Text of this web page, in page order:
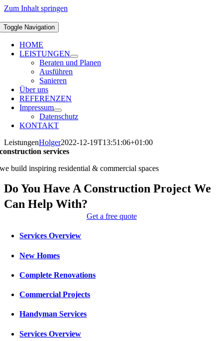
Zum Inhalt springen
Toggle Navigation
HOME
LEISTUNGEN
Beraten und Planen
Ausführen
Sanieren
Über uns
REFERENZEN
Impressum
Datenschutz
KONTAKT
LeistungenHolger2022-12-19T13:51:06+01:00
construction services
we build inspiring residential & commercial spaces
Do You Have A Construction Project We
Can Help With?
Get a free quote
Services Overview
New Homes
Complete Renovations
Commercial Projects
Handyman Services
Services Overview